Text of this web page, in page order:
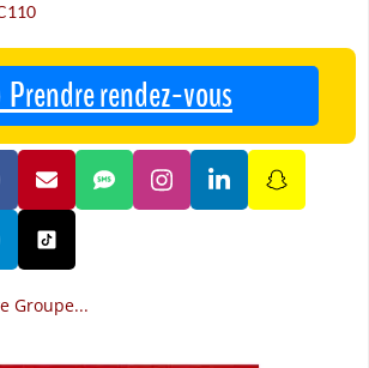
rendez-vous
Groupe...